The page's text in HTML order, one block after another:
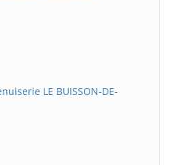
LE BUISSON-DE-